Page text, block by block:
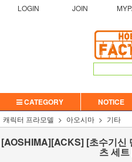
LOGIN JOIN
CATEGORY NOTICE
캐릭터 프라모델 아오시마 기타
[AOSHIMA][ACKS] [초수기신
츠 세